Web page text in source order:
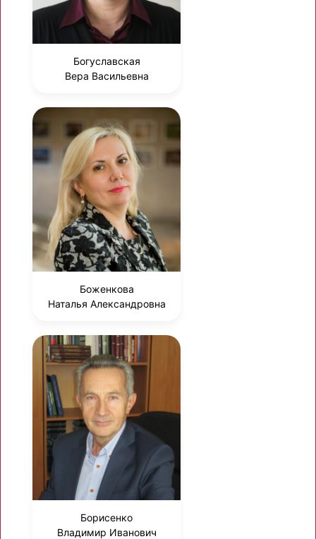
Богуславская
Вера Васильевна
Боженкова
Наталья Александровна
Борисенко
Владимир Иванович